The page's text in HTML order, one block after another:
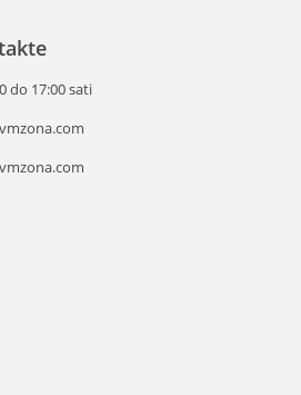
do 17:00 sati